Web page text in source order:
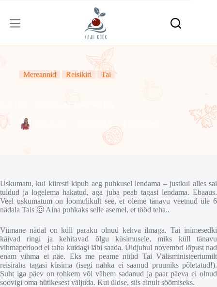
content
Mereannid Reisikiri Tai
Pad Thai + reisikiri vol 3 (või vol 6?)
Uskumatu, kui kiiresti kipub aeg puhkusel lendama – justkui alles sai
tuldud ja logelema hakatud, aga juba peab tagasi lendama. Ebaaus.
Veel uskumatum on loomulikult see, et oleme tänavu veetnud üle 6
nädala Tais 🙂 Aina puhkaks selle asemel, et tööd teha..
Viimane nädal on küll paraku olnud kehva ilmaga. Tai inimesedki
käivad ringi ja kehitavad õlgu küsimusele, miks küll tänavu
vihmaperiood ei taha kuidagi läbi saada. Üldjuhul novembri lõpust nad
enam vihma ei näe. Eks me peame nüüd Tai Välisministeeriumilt
reisiraha tagasi küsima (isegi nahka ei saanud pruuniks põletatud!).
Suht iga päev on rohkem või vähem sadanud ja paar päeva ei olnud
soovigi oma hütikesest väljuda. Kui üldse, siis ainult söömiseks.